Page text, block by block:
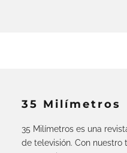
35 Milímetros
35 Milímetros es una
de televisión. Con